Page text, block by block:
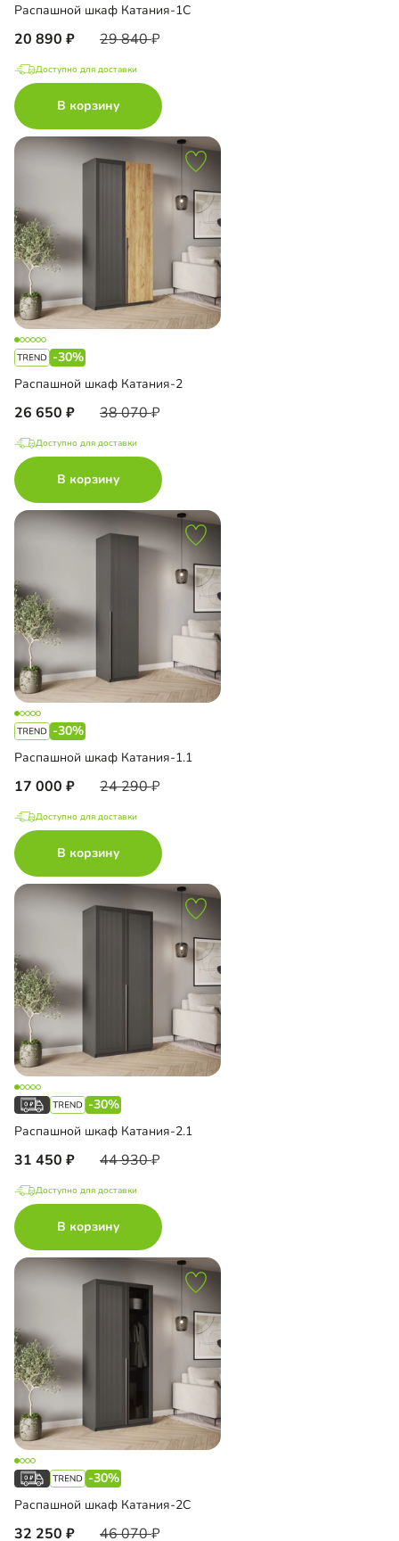
Распашной шкаф Катания-1С
20 890 29 840
Доступно для доставки
В корзину
-30%
Распашной шкаф Катания-2
26 650 38 070
Доступно для доставки
В корзину
-30%
Распашной шкаф Катания-1.1
17 000 24 290
Доступно для доставки
В корзину
-30%
Распашной шкаф Катания-2.1
31 450 44 930
Доступно для доставки
В корзину
-30%
Распашной шкаф Катания-2С
32 250 46 070